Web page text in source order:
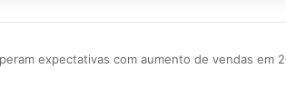
expectativas com aumento de vendas em